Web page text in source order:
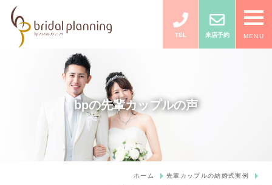
TEL 来店予約 MENU
bpの先輩カップルの声
ホーム 先輩カップルの結婚式実例